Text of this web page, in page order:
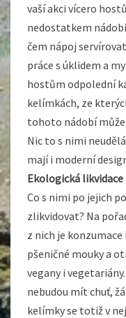
vaší akci vícero
nedostatkem
čem nápoj
práce s úklidem a
hostům odpolední
kelímkách, ze
tohoto nádobí
Nic to s nimi
mají i moderní
Ekologická
Co s nimi po jejich
zlikvidovat? Na
z nich je
pšeničné mouky a
vegany i
nebudou mít chuť,
kelímky se totiž v